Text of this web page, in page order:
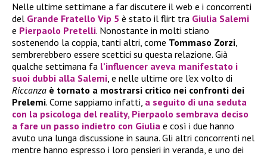
Nelle ultime settimane a far discutere il web e i concorrenti
del Grande Fratello Vip 5 è stato il flirt tra Giulia Salemi
e Pierpaolo Pretelli. Nonostante in molti stiano
sostenendo la coppia, tanti altri, come Tommaso Zorzi,
sembrerebbero essere scettici su questa relazione. Già
qualche settimana fa l’influencer aveva manifestato i
suoi dubbi alla Salemi, e nelle ultime ore l’ex volto di
Riccanza è tornato a mostrarsi critico nei confronti dei
Prelemi. Come sappiamo infatti, a seguito di una seduta
con la psicologa del reality, Pierpaolo sembrava deciso
a fare un passo indietro con Giulia e così i due hanno
avuto una lunga discussione in sauna. Gli altri concorrenti nel
mentre hanno espresso i loro pensieri in veranda, e uno dei